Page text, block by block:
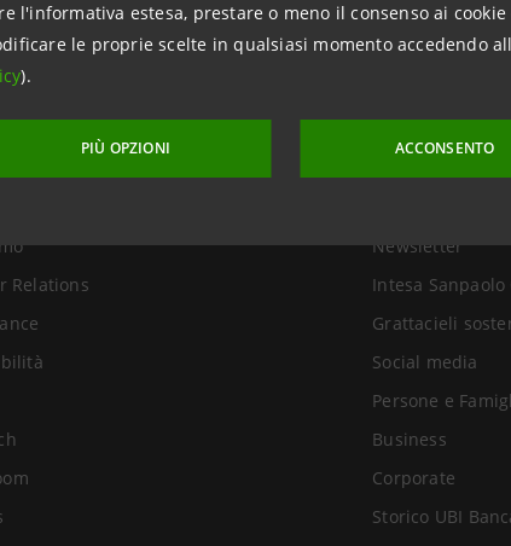
l'informativa estesa, prestare o meno il consenso ai
le proprie scelte in qualsiasi momento accedendo
).
PIÙ OPZIONI ACCONSENTO
Relations
Link Utili
Newsletter
Intesa Sanpaolo
Grattacieli
Social media
Persone e
Business
Corporate
Storico UBI